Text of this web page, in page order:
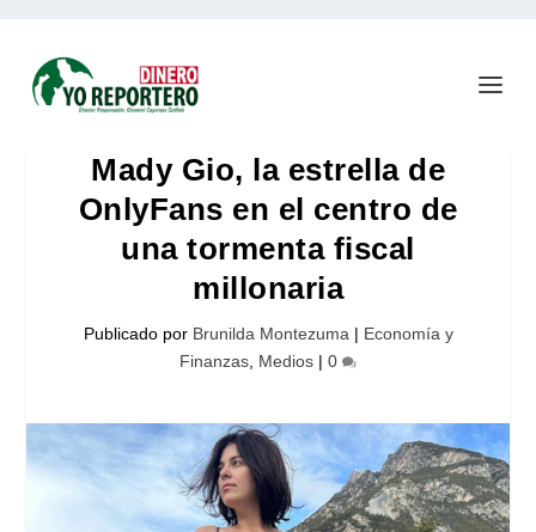
Mady Gio, la estrella de
OnlyFans en el centro de
una tormenta fiscal
millonaria
Publicado por Brunilda Montezuma | Economía y
Finanzas Medios | 0